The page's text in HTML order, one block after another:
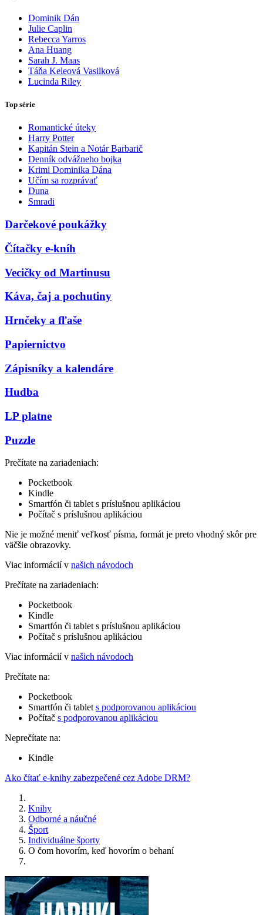
Dominik Dán
Julie Caplin
Rebecca Yarros
Ana Huang
Sarah J. Maas
Táňa Keleová Vasilková
Lucinda Riley
Top série
Romantické úteky
Harry Potter
Kapitán Stein a Notár Barbarič
Denník odvážneho bojka
Krimi Dominika Dána
Učím sa rozprávať
Duna
Smradi
Darčekové poukážky
Čítačky e-kníh
Vecičky od Martinusu
Káva, čaj a pochutiny
Hrnčeky a fľaše
Papiernictvo
Zápisníky a kalendáre
Hudba
LP platne
Puzzle
Prečítate na zariadeniach:
Pocketbook
Kindle
Smartfón či tablet s príslušnou aplikáciou
Počítač s príslušnou aplikáciou
Nie je možné meniť veľkosť písma, formát je preto vhodný skôr pre
väčšie obrazovky.
Viac informácií v našich návodoch
Prečítate na zariadeniach:
Pocketbook
Kindle
Smartfón či tablet s príslušnou aplikáciou
Počítač s príslušnou aplikáciou
Viac informácií v našich návodoch
Prečítate na:
Pocketbook
Smartfón či tablet s podporovanou aplikáciou
Počítač s podporovanou aplikáciou
Neprečítate na:
Kindle
Ako čítať e-knihy zabezpečené cez Adobe DRM?
Knihy
Odborné a náučné
Šport
Individuálne športy
O čom hovorím, keď hovorím o behaní